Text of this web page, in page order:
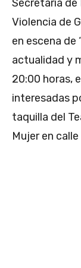
Secretaría
Violencia de
en escena de
actualidad y
20:00 horas,
interesadas
taquilla del
Mujer en